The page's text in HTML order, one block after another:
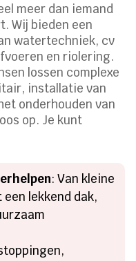
meer dan iemand
Wij bieden een
watertechniek, cv
en riolering.
lossen complexe
installatie van
onderhouden van
op. Je kunt
: Van kleine
lekkend dak,